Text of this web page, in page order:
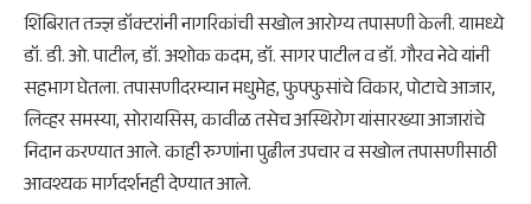
शिबिरात तज्ज्ञ डॉक्टरांनी नागरिकांची सखोल आरोग्य तपासणी केली. यामध्ये
डॉ. डी. ओ. पाटील, डॉ. अशोक कदम, डॉ. सागर पाटील व डॉ. गौरव नेवे यांनी
सहभाग घेतला. तपासणीदरम्यान मधुमेह, फुफ्फुसांचे विकार, पोटाचे आजार,
लिव्हर समस्या, सोरायसिस, कावीळ तसेच अस्थिरोग यांसारख्या आजारांचे
निदान करण्यात आले. काही रुग्णांना पुढील उपचार व सखोल तपासणीसाठी
आवश्यक मार्गदर्शनही देण्यात आले.